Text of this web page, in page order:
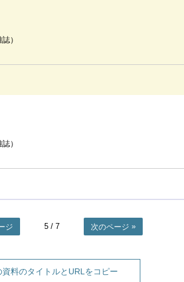
）
）
ジ 5 / 7 次のページ
資料のタイトルとURLをコピー